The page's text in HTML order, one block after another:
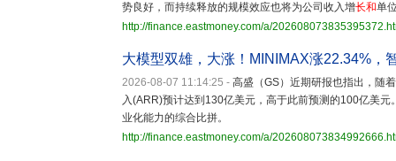
势良好，而持续释放的规模效应也将为公司收入增长和单
http://finance.eastmoney.com/a/
大模型双雄，大涨！MINIMAX涨22.34%，
2026-08-07 11:14:25 - 高盛（GS）近期研报也指出，随
入(ARR)预计达到130亿美元，高于此前预测的100亿美
业化能力的综合比拼。
http://finance.eastmoney.com/a/